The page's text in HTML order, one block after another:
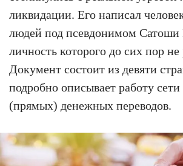
ликвидации. Его написал
людей под псевдонимом Сатоши
личность которого до сих пор не
Документ состоит из девяти
подробно описывает работу сети
(прямых) денежных переводов.